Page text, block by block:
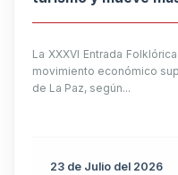
La XXXVI Entrada
movimiento económico
de La Paz, según...
23 de Julio del 2026